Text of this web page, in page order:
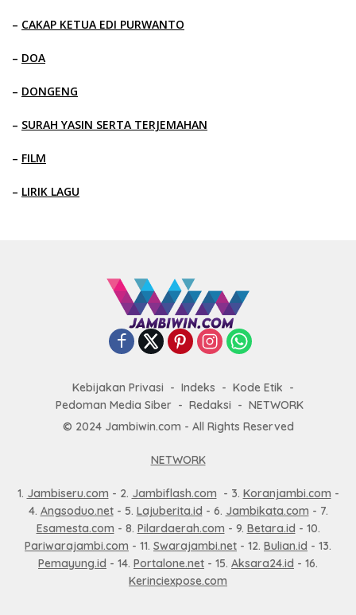
– CAKAP KETUA EDI PURWANTO
– DOA
– DONGENG
– SURAH YASIN SERTA TERJEMAHAN
– FILM
– LIRIK LAGU
Kebijakan Privasi Indeks
Kode Etik
Pedoman Media Siber
Redaksi
NETWORK
© 2024 Jambiwin.com - All Rights Reserved
NETWORK
1. Jambiseru.com - 2. Jambiflash.com - 3. Koranjambi.com -
4. Angsoduo.net- 5. Lajuberita.id - 6. Jambikata.com - 7.
Esamesta.com - 8. Pilardaerah.com - 9. Betara.id - 10.
Pariwarajambi.com - 11. Swarajambi.net - 12. Bulian.id - 13.
Pemayung.id - 14. Portalone.net - 15. Aksara24.id - 16.
Kerinciexpose.com